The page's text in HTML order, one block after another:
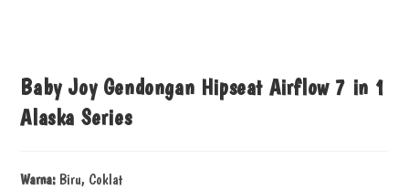
Baby Joy Gendongan Hipseat Airflow 7 in 1
Alaska Series
Warna: Biru, Coklat